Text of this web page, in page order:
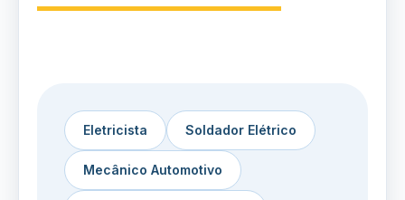
Eletricista Soldador Elétrico
Mecânico Automotivo